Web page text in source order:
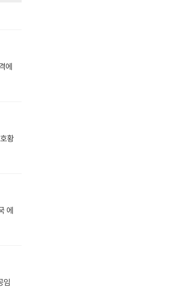
에
황
에
임